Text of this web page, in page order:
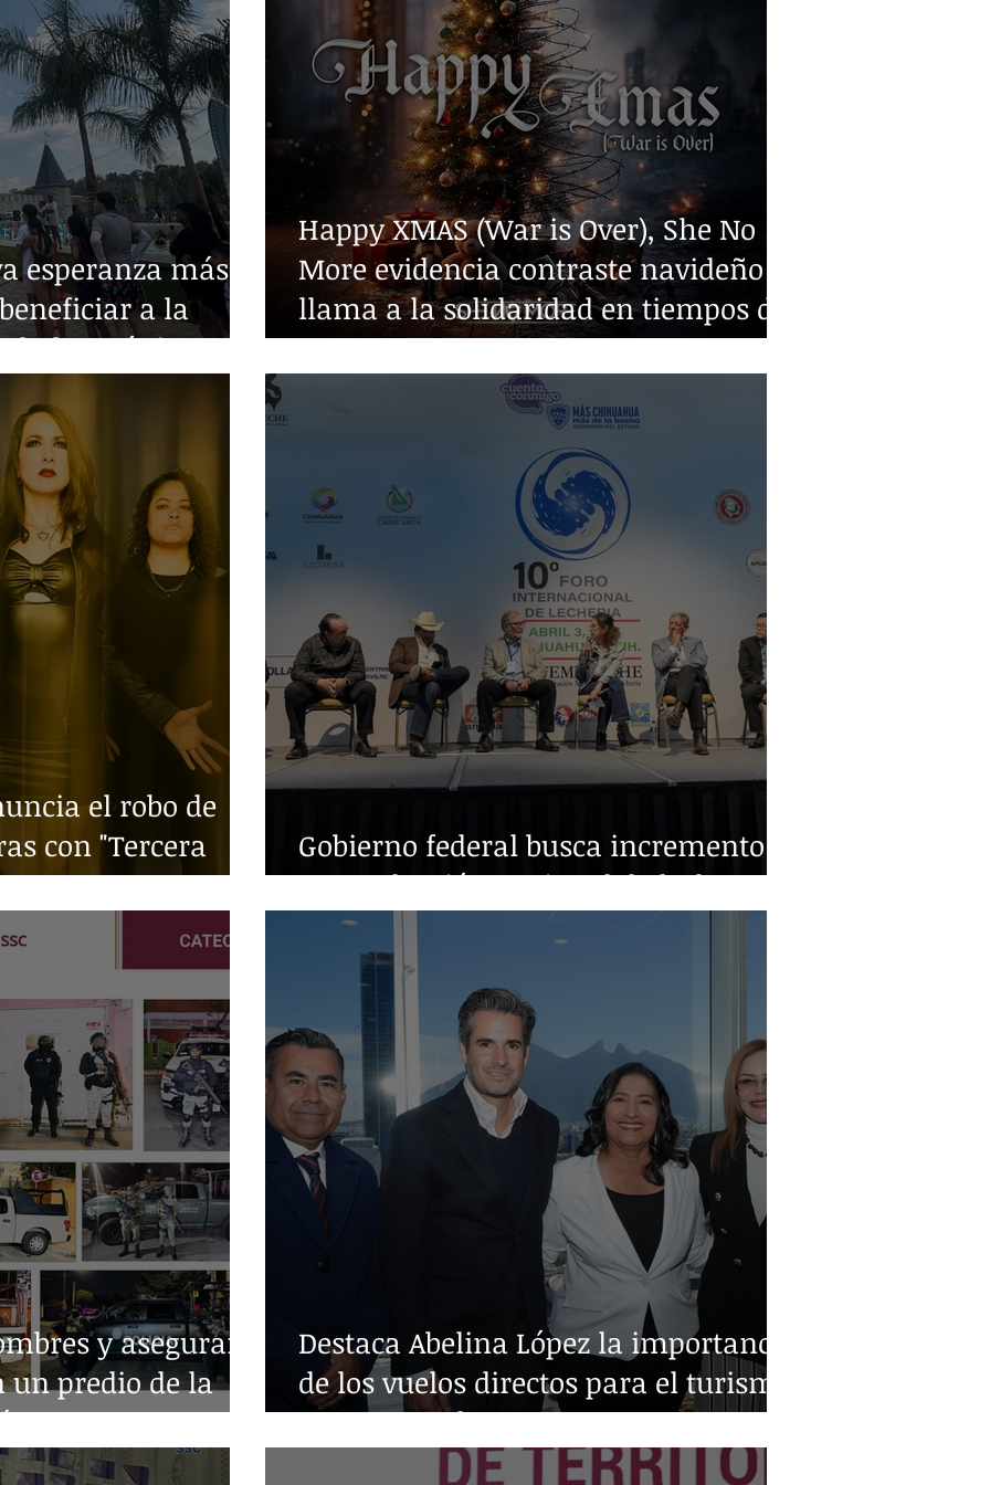
esperanza más
a la
crónicas
Happy XMAS (War is Over), She No
More evidencia contraste navideño y
llama a la solidaridad en tiempos de
guerra
el robo de
con "Tercera
Gobierno federal busca incremento
en producción nacional de leche
y aseguran
un predio de la
Destaca Abelina López la importancia
de los vuelos directos para el turismo
entre Acapulco y Monterrey